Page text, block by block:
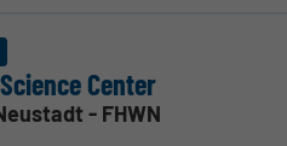
Center
- FHWN